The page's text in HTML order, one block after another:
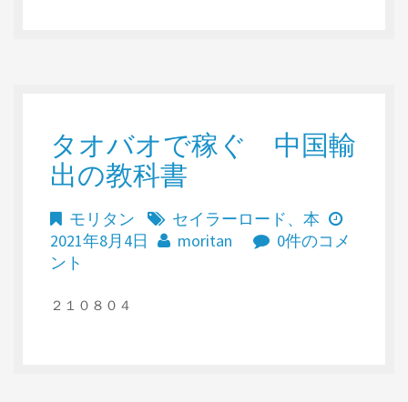
タオバオで稼ぐ 中国輸
出の教科書
モリタン セイラーロード、 本
2021年8月4日
moritan
0件のコメ
ント
２１０８０４